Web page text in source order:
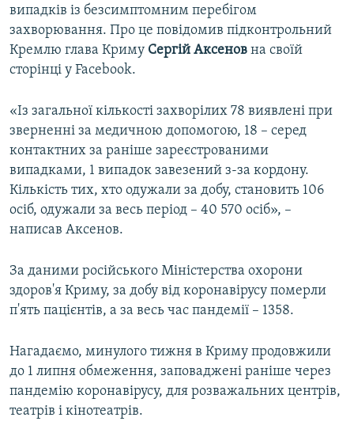
Усі сайти RFE/RL
випадків із безсимптомним перебігом
захворювання. Про це повідомив підконтрольний
Кремлю глава Криму Сергій Аксенов на своїй
сторінці у Facebook.
«Із загальної кількості захворілих 78 виявлені при
зверненні за медичною допомогою, 18 – серед
контактних за раніше зареєстрованими
випадками, 1 випадок завезений з-за кордону.
Кількість тих, хто одужали за добу, становить 106
осіб, одужали за весь період – 40 570 осіб», –
написав Аксенов.
За даними російського Міністерства охорони
здоров'я Криму, за добу від коронавірусу померли
п'ять пацієнтів, а за весь час пандемії – 1358.
Нагадаємо, минулого тижня в Криму продовжили
до 1 липня обмеження, заповаджені раніше через
пандемію коронавірусу, для розважальних центрів,
театрів і кінотеатрів.